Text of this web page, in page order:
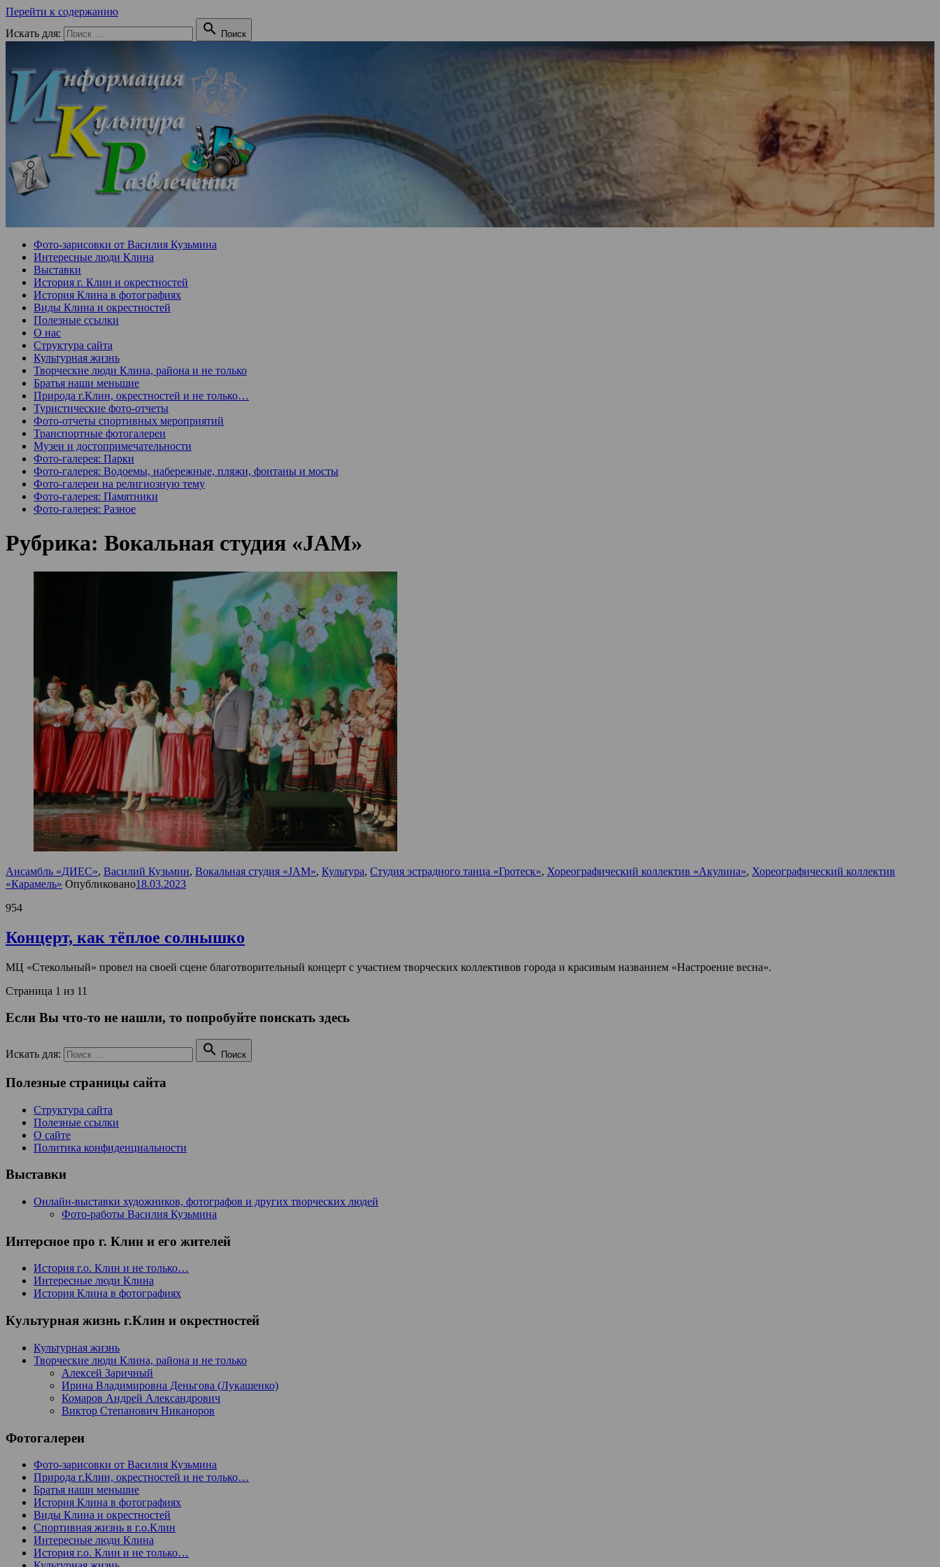
Перейти к содержанию
Искать для:
 Поиск
Фото-зарисовки от Василия Кузьмина
Интересные люди Клина
Выставки
История г. Клин и окрестностей
История Клина в фотографиях
Виды Клина и окрестностей
Полезные ссылки
О нас
Структура сайта
Культурная жизнь
Творческие люди Клина, района и не только
Братья наши меньшие
Природа г.Клин, окрестностей и не только…
Туристические фото-отчеты
Фото-отчеты спортивных мероприятий
Транспортные фотогалереи
Музеи и достопримечательности
Фото-галерея: Парки
Фото-галерея: Водоемы, набережные, пляжи, фонтаны и мосты
Фото-галереи на религиозную тему
Фото-галерея: Памятники
Фото-галерея: Разное
Рубрика: Вокальная студия «JAM»
Ансамбль «ДИЕС», Василий Кузьмин, Вокальная студия «JAM», Культура, Студия эстрадного танца «Гротеск», Хореографический коллектив «Акулина», Хореографический коллектив
«Карамель» Опубликовано18.03.2023
954
Концерт, как тёплое солнышко
МЦ «Стекольный» провел на своей сцене благотворительный концерт с участием творческих коллективов города и красивым названием «Настроение весна».
Страница 1 из 11
Если Вы что-то не нашли, то попробуйте поискать здесь
Искать для:  Поиск
Полезные страницы сайта
Структура сайта
Полезные ссылки
О сайте
Политика конфиденциальности
Выставки
Онлайн-выставки художников, фотографов и других творческих людей
Фото-работы Василия Кузьмина
Интерсное про г. Клин и его жителей
История г.о. Клин и не только…
Интересные люди Клина
История Клина в фотографиях
Культурная жизнь г.Клин и окрестностей
Культурная жизнь
Творческие люди Клина, района и не только
Алексей Заричный
Ирина Владимировна Деньгова (Лукашенко)
Комаров Андрей Александрович
Виктор Степанович Никаноров
Фотогалереи
Фото-зарисовки от Василия Кузьмина
Природа г.Клин, окрестностей и не только…
Братья наши меньшие
История Клина в фотографиях
Виды Клина и окрестностей
Спортивная жизнь в г.о.Клин
Интересные люди Клина
История г.о. Клин и не только…